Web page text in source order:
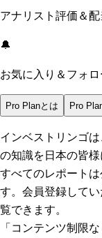
アナリスト評価＆
🔔
お気に入り＆フォ
Pro Planとは Pro
インベストリンゴ
の知識を日本の皆
すべてのレポートは
す。会員登録して
覧できます。
「コンテンツ制限